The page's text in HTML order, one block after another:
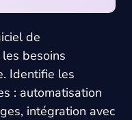
de
besoins
Identifie les
: automatisation
intégration avec